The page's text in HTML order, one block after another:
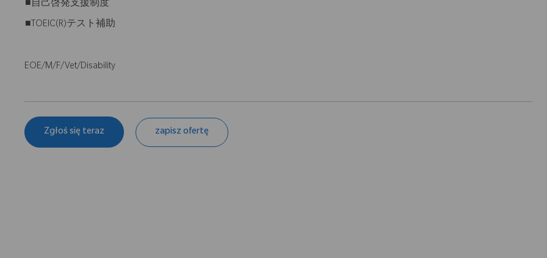
■自己啓発支援制度
■TOEIC(R)テスト補助
EOE/M/F/Vet/Disability
Zgłoś się teraz zapisz ofertę